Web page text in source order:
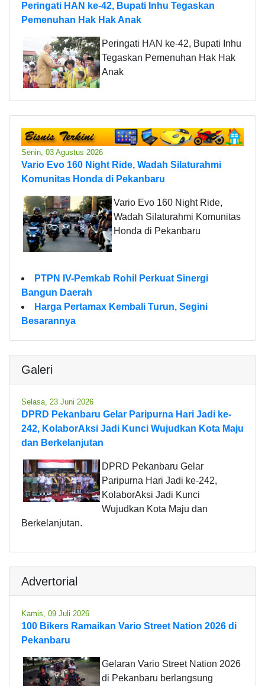
Peringati HAN ke-42, Bupati Inhu Tegaskan
Pemenuhan Hak Hak Anak
Peringati HAN ke-42, Bupati Inhu
Tegaskan Pemenuhan Hak Hak
Anak
Senin, 03 Agustus 2026
Vario Evo 160 Night Ride, Wadah Silaturahmi
Komunitas Honda di Pekanbaru
Vario Evo 160 Night Ride,
Wadah Silaturahmi Komunitas
Honda di Pekanbaru
PTPN IV-Pemkab Rohil Perkuat Sinergi
Bangun Daerah
Harga Pertamax Kembali Turun, Segini
Besarannya
Galeri
Selasa, 23 Juni 2026
DPRD Pekanbaru Gelar Paripurna Hari Jadi ke-
242, KolaborAksi Jadi Kunci Wujudkan Kota Maju
dan Berkelanjutan
DPRD Pekanbaru Gelar
Paripurna Hari Jadi ke-242,
KolaborAksi Jadi Kunci
Wujudkan Kota Maju dan
Berkelanjutan.
Advertorial
Kamis, 09 Juli 2026
100 Bikers Ramaikan Vario Street Nation 2026 di
Pekanbaru
Gelaran Vario Street Nation 2026
di Pekanbaru berlangsung